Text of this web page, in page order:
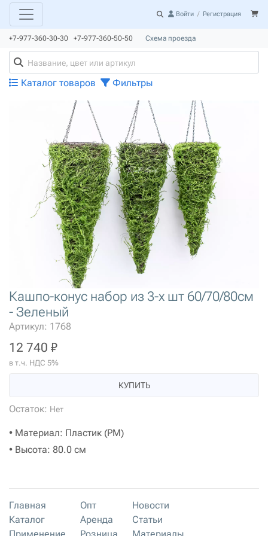
Войти / Регистрация
+7-977-360-30-30 +7-977-360-50-50 Схема проезда
Каталог товаров Фильтры
Кашпо-конус набор из 3-х шт 60/70/80см
- Зеленый
Артикул: 1768
12 740 ₽
в т.ч. НДС 5%
КУПИТЬ
Остаток: Нет
• Материал: Пластик (PM)
• Высота: 80.0 см
Главная
Каталог
Применение
Опт
Аренда
Розница
Новости
Статьи
Материалы